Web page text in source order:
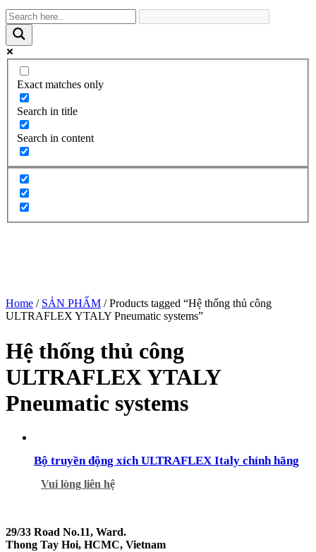
Exact matches only
Search in title
Search in content
Home / SẢN PHẨM / Products tagged “Hệ thống thủ công
ULTRAFLEX YTALY Pneumatic systems”
Hệ thống thủ công
ULTRAFLEX YTALY
Pneumatic systems
Bộ truyền động xích ULTRAFLEX Italy chính hãng
Vui lòng liên hệ
29/33 Road No.11, Ward.
Thong Tay Hoi, HCMC, Vietnam